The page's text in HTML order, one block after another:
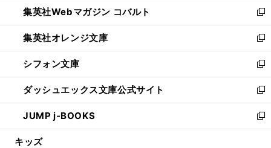
く
で
開
く
ド
ウ
で
開
く
ィ
ン
ド
ウ
で
開
く
集英社Webマガジン コバルト
新
し
い
ウ
ィ
ン
ド
ウ
で
開
集英社オレンジ文庫
新
し
い
ウ
ィ
ン
ド
ウ
シフォン文庫
新
し
い
ウ
ィ
ン
ダッシュエックス文庫公式サイト
新
し
い
ウ
JUMP j-BOOKS
新
し
キッズ